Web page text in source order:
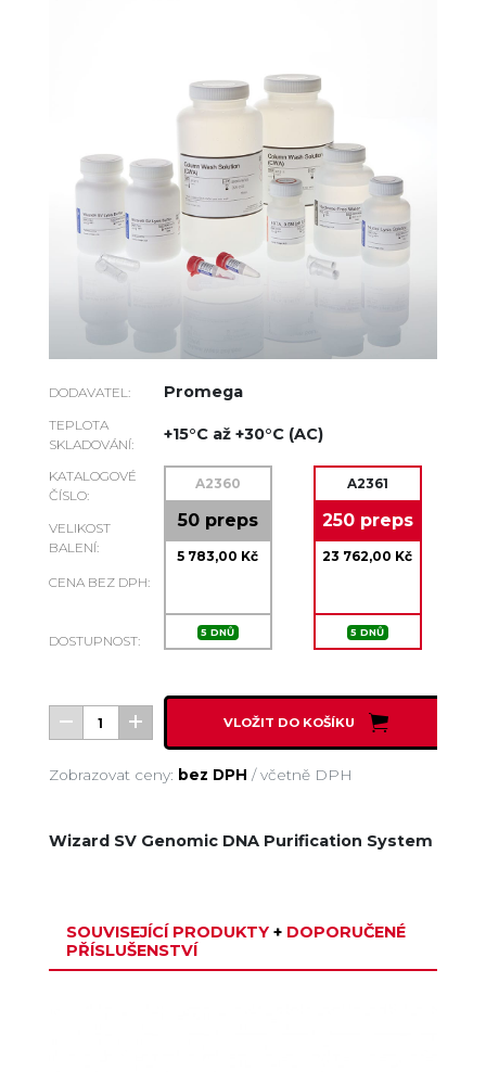
DODAVATEL: Promega
TEPLOTA
SKLADOVÁNÍ:
+15°C až +30°C (AC)
KATALOGOVÉ
ČÍSLO:
A2360
50 preps
5 783,00 Kč
5 DNŮ
A2361
250 preps
23 762,00 Kč
5 DNŮ
VELIKOST
BALENÍ:
CENA BEZ DPH:
DOSTUPNOST:
VLOŽIT DO KOŠÍKU
Zobrazovat ceny: bez DPH /včetně DPH
Wizard SV Genomic DNA Purification System
SOUVISEJÍCÍ PRODUKTY +DOPORUČENÉ
PŘÍSLUŠENSTVÍ